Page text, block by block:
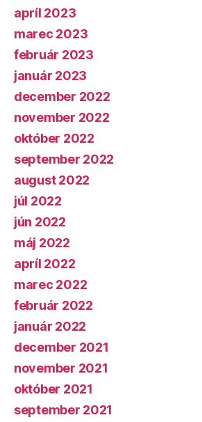
apríl 2023
marec 2023
február 2023
január 2023
december 2022
november 2022
október 2022
september 2022
august 2022
júl 2022
jún 2022
máj 2022
apríl 2022
marec 2022
február 2022
január 2022
december 2021
november 2021
október 2021
september 2021